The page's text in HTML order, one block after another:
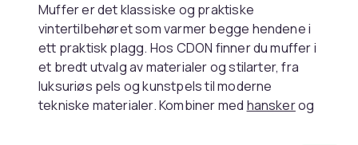
Muffer er det klassiske og praktiske
vintertilbehøret som varmer begge hendene i
ett praktisk plagg. Hos CDON finner du muffer i
et bredt utvalg av materialer og stilarter, fra
luksuriøs pels og kunstpels til moderne
tekniske materialer. Kombiner med hanskerog